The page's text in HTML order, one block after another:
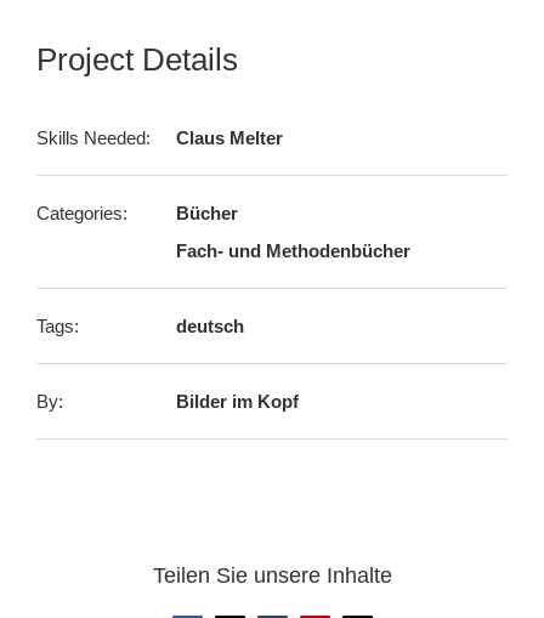
Project Details
Skills Needed: Claus Melter
Categories:
Bücher
Fach- und Methodenbücher
Tags: deutsch
By: Bilder im Kopf
Teilen Sie unsere Inhalte